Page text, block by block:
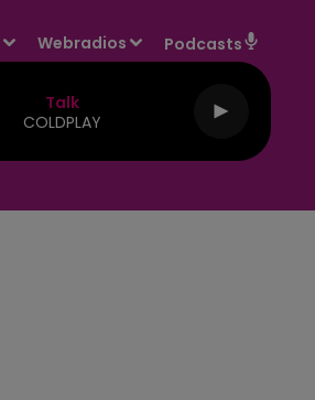
Webradios Podcasts
Talk
COLDPLAY